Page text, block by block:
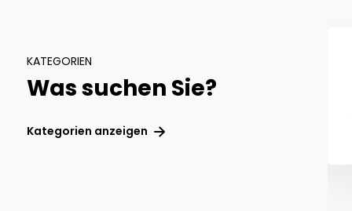
KATEGORIEN
Was suchen Sie?
Kategorien anzeigen
tips
Cerumenfilter